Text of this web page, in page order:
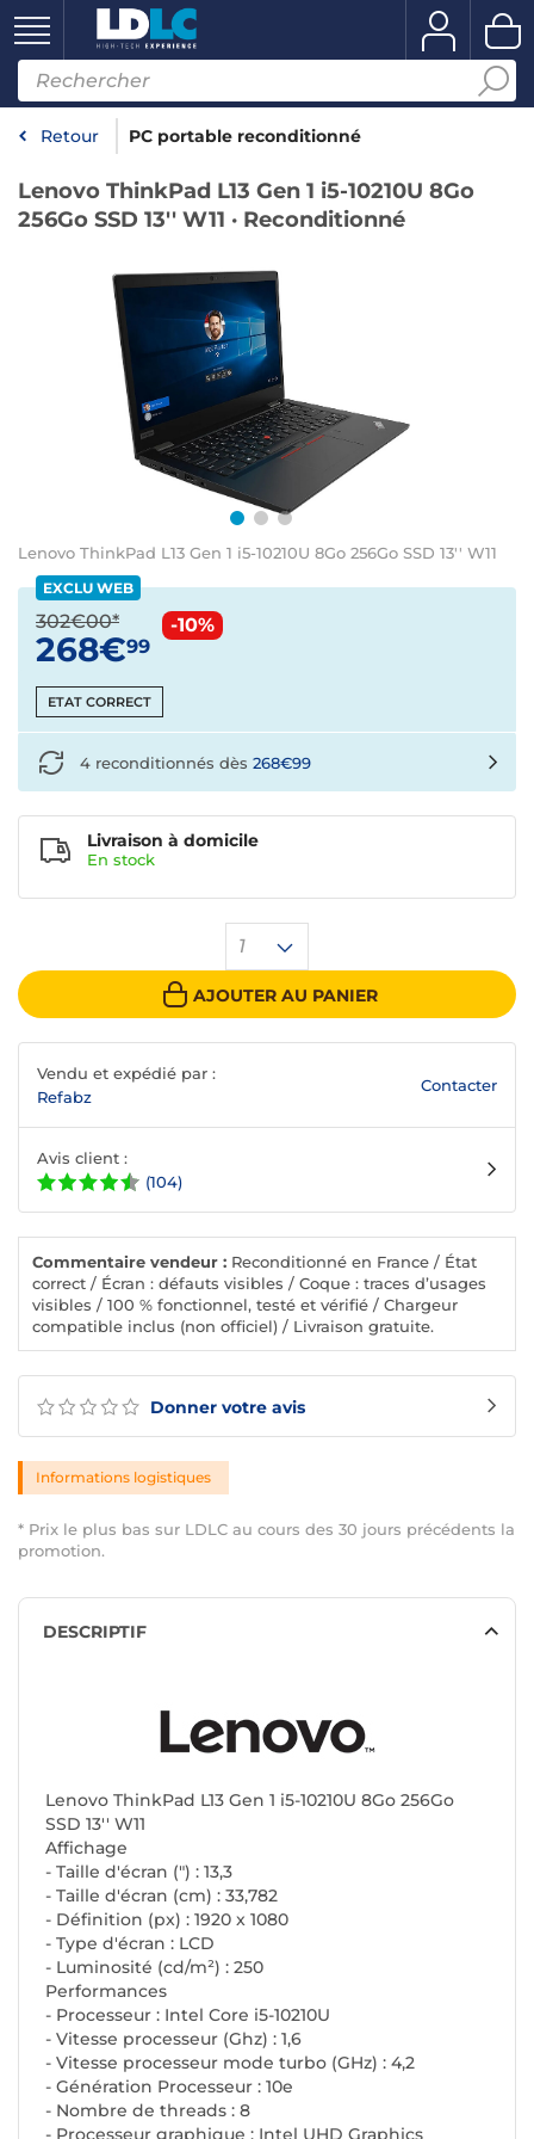
Retour PC portable reconditionné
Lenovo ThinkPad L13 Gen 1 i5-10210U 8Go
256Go SSD 13'' W11 · Reconditionné
Lenovo ThinkPad L13 Gen 1 i5-10210U 8Go 256Go SSD 13'' W11
Donner votre avis
EXCLU WEB
302€00*
268€99
-10%
ETAT CORRECT
1
AJOUTER AU PANIER
Livraison à domicile
En stock
* Prix le plus bas sur LDLC au cours des 30 jours précédents la
promotion.
4 reconditionnés dès 268€99
Vendu et expédié par :
Refabz
Contacter
Avis client :
(104)
Commentaire vendeur : Reconditionné en France / État
correct / Écran : défauts visibles / Coque : traces d’usages
visibles / 100 % fonctionnel, testé et vérifié / Chargeur
compatible inclus (non officiel) / Livraison gratuite.
Informations logistiques
DESCRIPTIF
Lenovo ThinkPad L13 Gen 1 i5-10210U 8Go 256Go
SSD 13'' W11
Affichage
- Taille d'écran (") : 13,3
- Taille d'écran (cm) : 33,782
- Définition (px) : 1920 x 1080
- Type d'écran : LCD
- Luminosité (cd/m²) : 250
Performances
- Processeur : Intel Core i5-10210U
- Vitesse processeur (Ghz) : 1,6
- Vitesse processeur mode turbo (GHz) : 4,2
- Génération Processeur : 10e
- Nombre de threads : 8
- Processeur graphique : Intel UHD Graphics